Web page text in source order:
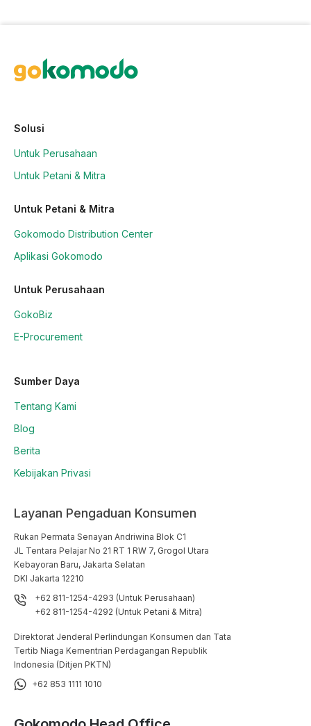
Solusi
Untuk Perusahaan
Untuk Petani & Mitra
Untuk Petani & Mitra
Gokomodo Distribution Center
Aplikasi Gokomodo
Untuk Perusahaan
GokoBiz
E-Procurement
Sumber Daya
Tentang Kami
Blog
Berita
Kebijakan Privasi
Layanan Pengaduan Konsumen
Rukan Permata Senayan Andriwina Blok C1
JL Tentara Pelajar No 21 RT 1 RW 7, Grogol Utara
Kebayoran Baru, Jakarta Selatan
DKI Jakarta 12210
+62 811-1254-4293 (Untuk Perusahaan)
+62 811-1254-4292 (Untuk Petani & Mitra)
Direktorat Jenderal Perlindungan Konsumen dan Tata
Tertib Niaga Kementrian Perdagangan Republik
Indonesia (Ditjen PKTN)
+62 853 1111 1010